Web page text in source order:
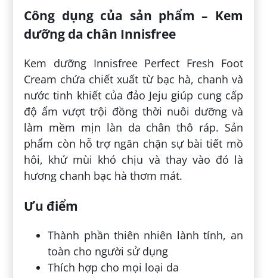
Công dụng của sản phẩm – Kem
dưỡng da chân Innisfree
Kem dưỡng Innisfree Perfect Fresh Foot
Cream chứa chiết xuất từ bạc hà, chanh và
nước tinh khiết của đảo Jeju giúp cung cấp
độ ẩm vượt trội đồng thời nuôi dưỡng và
làm mềm mịn làn da chân thô ráp. Sản
phẩm còn hỗ trợ ngăn chặn sự bài tiết mồ
hôi, khử mùi khó chịu và thay vào đó là
hương chanh bạc hà thơm mát.
Ưu điểm
Thành phần thiên nhiên lành tính, an
toàn cho người sử dụng
Thích hợp cho mọi loại da